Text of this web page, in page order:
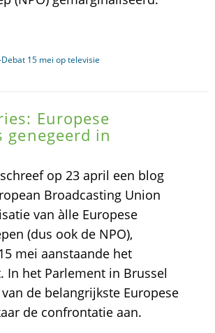
Debat 15 mei op televisie
Europese
in
op 23 april een blog
Broadcasting Union
van àlle Europese
(dus ook de NPO),
mei aanstaande het
In het Parlement in Brussel
de belangrijkste Europese
de confrontatie aan.